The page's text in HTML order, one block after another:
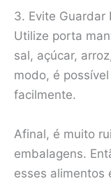
3. Evite Guardar
Utilize porta
sal, açúcar,
modo, é
facilmente.
Afinal, é muito
embalagens.
esses alimentos